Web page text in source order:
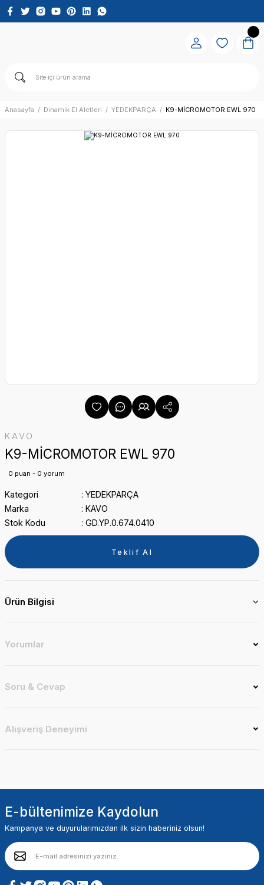
Anasayfa Dinamik El Aletleri YEDEKPARÇA K9-MİCROMOTOR EWL 970
KAVO
K9-MİCROMOTOR EWL 970
0 puan - 0 yorum
Kategori
YEDEKPARÇA
Marka
KAVO
Stok Kodu
GD.YP.0.674.0410
Teklif Al
Ürün Bilgisi
Yorumlar
Soru & Cevap
Alışveriş Deneyimi
E-bültenimize Kaydolun
Kampanya ve duyurularımızdan ilk sizin haberiniz olsun!